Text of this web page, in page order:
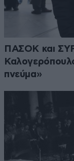
ΠΑΣΟΚ και
πνεύμα»